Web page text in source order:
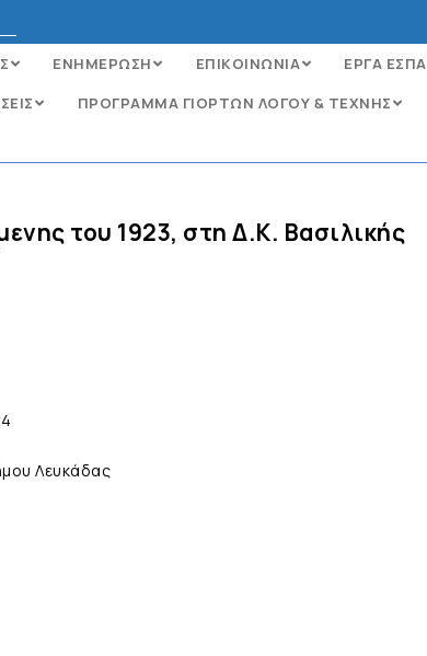
ΕΝΗΜΕΡΩΣΗ ΕΠΙΚΟΙΝΩΝΙΑ
ΕΡΓΑ ΕΣΠΑ
ΠΡΟΓΡΑΜΜΑ ΓΙΟΡΤΩΝ ΛΟΓΟΥ & ΤΕΧΝΗΣ
του 1923, στη Δ.Κ. Βασιλικής
Λευκάδας